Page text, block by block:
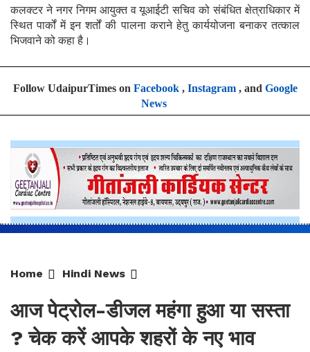
कलक्टर ने नगर निगम आयुक्त व यूआईटी सचिव को संबंधित क्षेत्राधिकार में
स्थित पार्कों में इन शर्तों की पालना कराने हेतु कार्ययोजना बनाकर तत्काल
भिजवाने को कहा है।
News
आज पेट्रोल-डीजल महंगा हुआ या सस्ता
? चेक करें आपके शहरों के नए भाव